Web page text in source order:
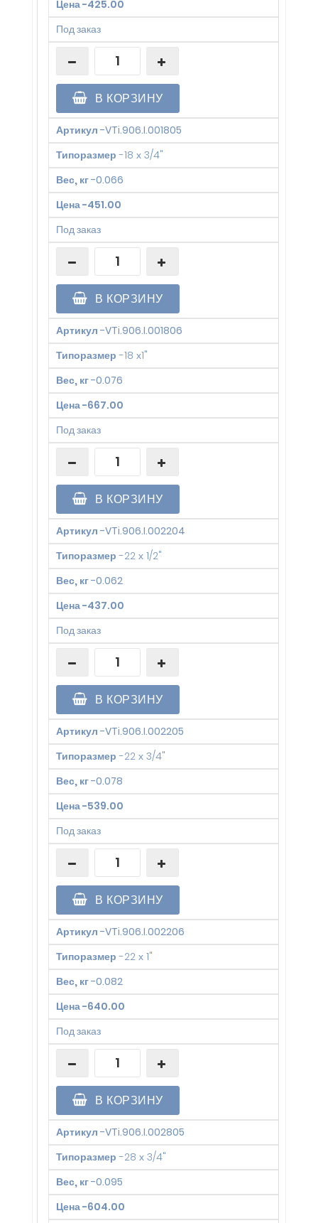
Цена-425.00
Под заказ
В КОРЗИНУ
Артикул -VTi.906.I.001805
Типоразмер -18 х 3/4"
Вес, кг-0.066
Цена-451.00
Под заказ
В КОРЗИНУ
Артикул -VTi.906.I.001806
Типоразмер -18 х1"
Вес, кг-0.076
Цена-667.00
Под заказ
В КОРЗИНУ
Артикул -VTi.906.I.002204
Типоразмер -22 х 1/2"
Вес, кг-0.062
Цена-437.00
Под заказ
В КОРЗИНУ
Артикул -VTi.906.I.002205
Типоразмер -22 х 3/4"
Вес, кг-0.078
Цена-539.00
Под заказ
В КОРЗИНУ
Артикул -VTi.906.I.002206
Типоразмер -22 х 1"
Вес, кг-0.082
Цена-640.00
Под заказ
В КОРЗИНУ
Артикул -VTi.906.I.002805
Типоразмер -28 х 3/4"
Вес, кг-0.095
Цена-604.00